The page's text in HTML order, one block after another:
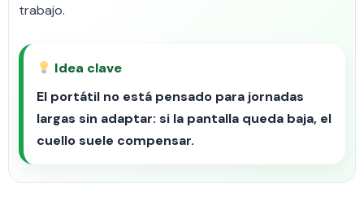
trabajo.
Idea clave
El portátil no está pensado para jornadas
largas sin adaptar: si la pantalla queda baja, el
cuello suele compensar.